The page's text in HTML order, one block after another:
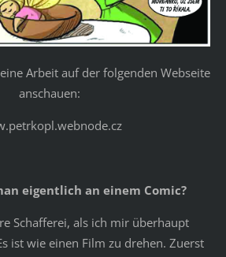
Arbeit auf der folgenden Webseite
anschauen:
eigentlich an einem Comic?
Schafferei, als ich mir überhaupt
ist wie einen Film zu drehen. Zuerst